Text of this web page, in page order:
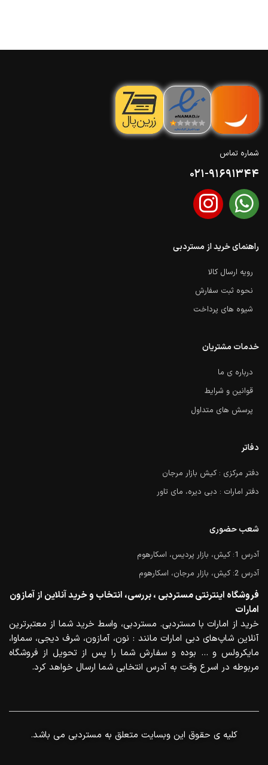
شماره تماس
021-91691344
راهنمای خرید از مستردبی
رویه ارسال کالا
نحوه ثبت سفارش
شیوه های پرداخت
خدمات مشتریان
درباره ی ما
قوانین و شرایط
پرسش های متداول
دفاتر
دفتر مرکزی : کیش بازار مرجان
دفتر امارات : دبی دیره، مای تاور
شعب حضوری
آدرس 1: کیش، بازار پردیس، اسکارهوم
آدرس 2: کیش، بازار مرجان، اسکارهوم
فروشگاه اینترنتی مستردبی ، بررسی، انتخاب و خرید آنلاین از آمازون
امارات
خرید از امارات با مستردبی. مستردبی، واسط خرید شما از معتبرترین
آنلاین شاپ‌های دبی امارات مانند : نون، آمازون، شرف دیجی، سماوا،
مایکرولس و … بوده و سفارش شما را پس از تحویل از فروشگاه
مربوطه در اسرع وقت به آدرس انتخابی شما ارسال خواهد کرد.
.کلیه ی حقوق این وبسایت متعلق به مستردبی می باشد